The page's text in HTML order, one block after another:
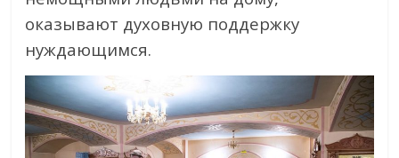
оказывают духовную поддержку
нуждающимся.